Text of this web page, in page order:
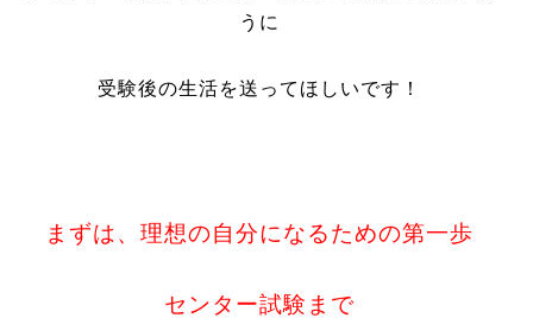
うに
受験後の生活を送ってほしいです！
まずは、理想の自分になるための第一歩
センター試験まで